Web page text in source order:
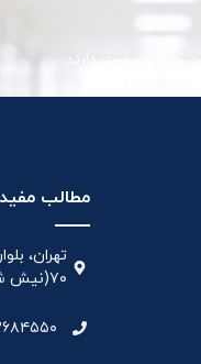
جوش صورت دارند
مطالب مفید
تهران،
۷۰(نیش شیرینی فروشی نیشکر)، واحد ۳۳ ، طبقه ۵